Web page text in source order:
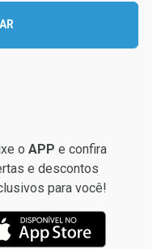
o APP e confira
e descontos
para você!